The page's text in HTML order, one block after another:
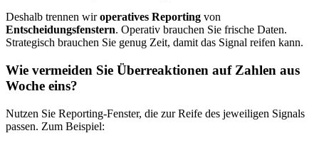
Deshalb trennen wiroperatives Reporting von
Entscheidungsfenstern. Operativ brauchen Sie frische Daten.
Strategisch brauchen Sie genug Zeit, damit das Signal reifen kann.
Wie vermeiden Sie Überreaktionen auf Zahlen aus
Woche eins?
Nutzen Sie Reporting-Fenster, die zur Reife des jeweiligen Signals
passen. Zum Beispiel: